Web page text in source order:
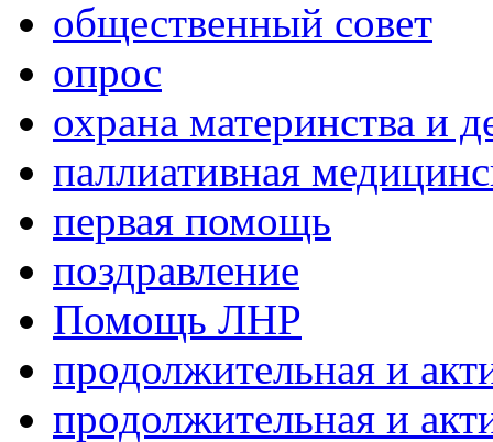
общественный совет
опрос
охрана материнства и
паллиативная
первая помощь
поздравление
Помощь ЛНР
продолжительная и
продолжительная и